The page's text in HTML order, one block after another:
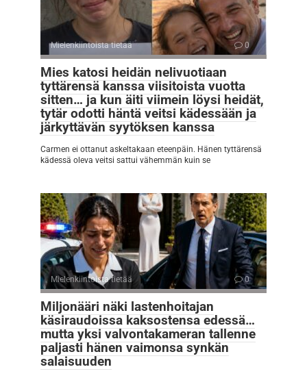
Mielenkiintoista tietää 0
Mies katosi heidän nelivuotiaan
tyttärensä kanssa viisitoista vuotta
sitten… ja kun äiti viimein löysi heidät,
tytär odotti häntä veitsi kädessään ja
järkyttävän syytöksen kanssa
Carmen ei ottanut askeltakaan eteenpäin. Hänen tyttärensä
kädessä oleva veitsi sattui vähemmän kuin se
Mielenkiintoista tietää 0
Miljonääri näki lastenhoitajan
käsiraudoissa kaksostensa edessä…
mutta yksi valvontakameran tallenne
paljasti hänen vaimonsa synkän
salaisuuden